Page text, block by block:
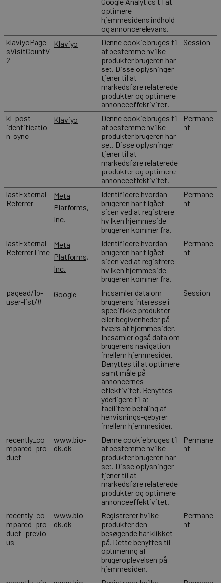
optimere
hjemmesidens indhold
og annoncerelevans.
klaviyoPage
sVisitCountV
2
Klaviyo
Denne cookie bruges til
at bestemme hvilke
produkter brugeren har
set. Disse oplysninger
tjener til at
markedsføre relaterede
produkter og optimere
annonceeffektivitet.
Session
kl-post-
identificatio
n-sync
Klaviyo
Denne cookie bruges til
at bestemme hvilke
produkter brugeren har
set. Disse oplysninger
tjener til at
markedsføre relaterede
produkter og optimere
annonceeffektivitet.
Permane
nt
lastExternal
Referrer
Meta
Platforms,
Inc.
Identificere hvordan
brugeren har tilgået
siden ved at registrere
hvilken hjemmeside
brugeren kommer fra.
Permane
nt
lastExternal
ReferrerTime
Meta
Platforms,
Inc.
Identificere hvordan
brugeren har tilgået
siden ved at registrere
hvilken hjemmeside
brugeren kommer fra.
Permane
nt
pagead/1p-
user-list/#
Google
Indsamler data om
brugerens interesse i
specifikke produkter
eller begivenheder på
tværs af hjemmesider.
Indsamler også data om
brugerens navigation
imellem hjemmesider.
Benyttes til at optimere
samt måle på
annoncernes
effektivitet. Benyttes
yderligere til at
facilitere betaling af
henvisnings-gebyrer
imellem hjemmesider.
Session
recently_co
mpared_pro
duct
www.bio-
dk.dk
Denne cookie bruges til
at bestemme hvilke
produkter brugeren har
set. Disse oplysninger
tjener til at
markedsføre relaterede
produkter og optimere
annonceeffektivitet.
Permane
nt
recently_co
mpared_pro
duct_previo
us
www.bio-
dk.dk
Registrerer hvilke
produkter den
besøgende har klikket
på. Dette benyttes til
optimering af
brugeroplevelsen på
hjemmesiden.
Permane
nt